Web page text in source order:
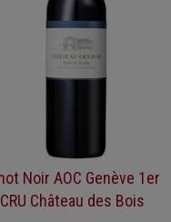
Noir AOC Genève 1er
CRU Château des Bois